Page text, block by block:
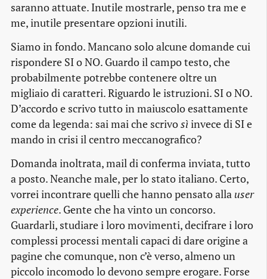
saranno attuate. Inutile mostrarle, penso tra me e
me, inutile presentare opzioni inutili.
Siamo in fondo. Mancano solo alcune domande cui
rispondere SI o NO. Guardo il campo testo, che
probabilmente potrebbe contenere oltre un
migliaio di caratteri. Riguardo le istruzioni. SI o NO.
D’accordo e scrivo tutto in maiuscolo esattamente
come da legenda: sai mai che scrivosìinvece di SI e
mando in crisi il centro meccanografico?
Domanda inoltrata, mail di conferma inviata, tutto
a posto. Neanche male, per lo stato italiano. Certo,
vorrei incontrare quelli che hanno pensato alla user
experience. Gente che ha vinto un concorso.
Guardarli, studiare i loro movimenti, decifrare i loro
complessi processi mentali capaci di dare origine a
pagine che comunque, non c’è verso, almeno un
piccolo incomodo lo devono sempre erogare. Forse